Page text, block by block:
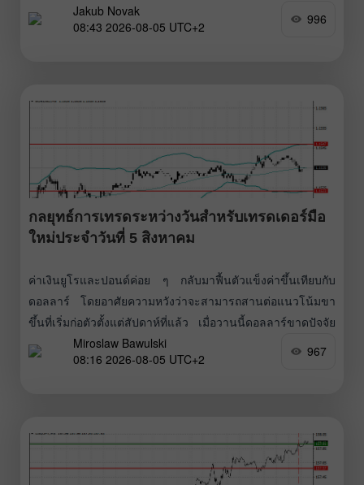
ยูโรที่ถูกต้อง ส่งผลให้คู่เงินปรับตัวขึ้นได้ 15 จุด (pips) ตัวเลข
เศรษฐกิจสหรัฐฯ ที่ออกมาไม่สดใสนักเมื่อวานนี้ทำให้ดอลลาร์
Jakub Novak
08:43 2026-08-05 UTC+2
996
กลยุทธ์การเทรดระหว่างวันสำหรับเทรดเดอร์มือ
ใหม่ประจำวันที่ 5 สิงหาคม
ค่าเงินยูโรและปอนด์ค่อย ๆ กลับมาฟื้นตัวแข็งค่าขึ้นเทียบกับ
ดอลลาร์ โดยอาศัยความหวังว่าจะสามารถสานต่อแนวโน้มขา
ขึ้นที่เริ่มก่อตัวตั้งแต่สัปดาห์ที่แล้ว เมื่อวานนี้ดอลลาร์ขาดปัจจัย
สนับสนุน เนื่องจากข้อมูลเศรษฐกิจสหรัฐฯ ออกมาไม่น่าประทับ
ใจ และไม่ให้เหตุผลเพียงพอในการเข้าซื้อ ตลาดแรงงานใน
Miroslaw Bawulski
08:16 2026-08-05 UTC+2
967